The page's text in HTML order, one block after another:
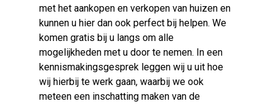
met het aankopen en verkopen van huizen en
kunnen u hier dan ook perfect bij helpen. We
komen gratis bij u langs om alle
mogelijkheden met u door te nemen. In een
kennismakingsgesprek leggen wij u uit hoe
wij hierbij te werk gaan, waarbij we ook
meteen een inschatting maken van de